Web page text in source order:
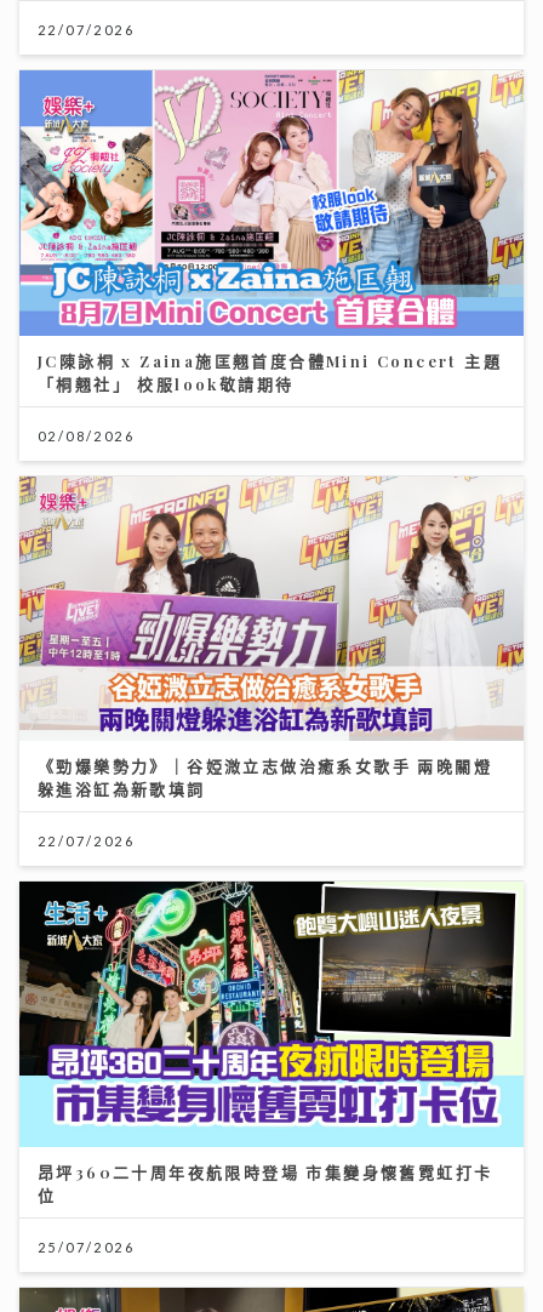
22/07/2026
JC陳詠桐 x Zaina施匡翹首度合體Mini Concert 主題
「桐翹社」 校服look敬請期待
02/08/2026
《勁爆樂勢力》｜谷婭溦立志做治癒系女歌手 兩晚關燈
躲進浴缸為新歌填詞
22/07/2026
昂坪360二十周年夜航限時登場 市集變身懷舊霓虹打卡
位
25/07/2026